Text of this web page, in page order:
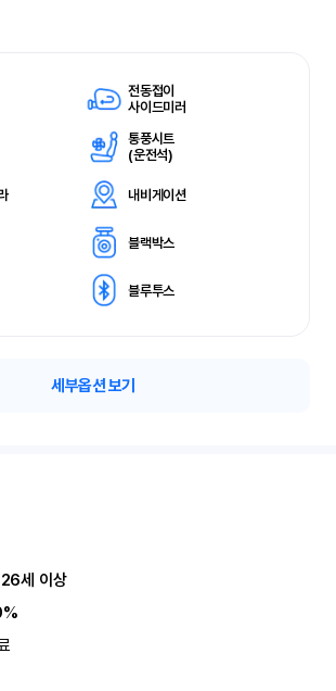
전동접이
사이드미러
통풍시트
(운전석)
내비게이션
블랙박스
블루투스
세부옵션 보기
세 이상